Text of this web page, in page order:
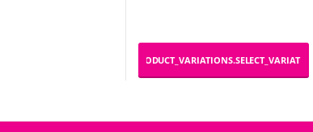
_PRODUCT_VARIATIONS.SELECT_VARIATION